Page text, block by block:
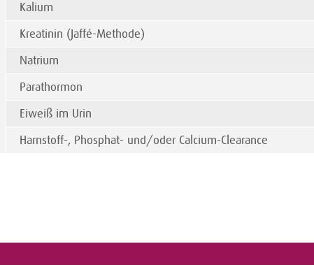
Kalium
Kreatinin (Jaffé-Methode)
Natrium
Parathormon
Eiweiß im Urin
Harnstoff-, Phosphat- und/oder Calcium-Clearance